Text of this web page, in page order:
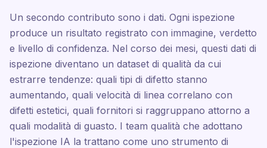
Un secondo contributo sono i dati. Ogni ispezione
produce un risultato registrato con immagine, verdetto
e livello di confidenza. Nel corso dei mesi, questi dati di
ispezione diventano un dataset di qualità da cui
estrarre tendenze: quali tipi di difetto stanno
aumentando, quali velocità di linea correlano con
difetti estetici, quali fornitori si raggruppano attorno a
quali modalità di guasto. I team qualità che adottano
l'ispezione IA la trattano come uno strumento di